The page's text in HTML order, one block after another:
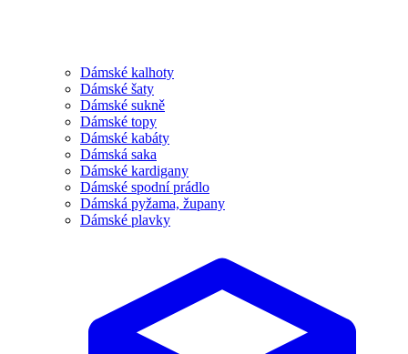
Dámské kalhoty
Dámské šaty
Dámské sukně
Dámské topy
Dámské kabáty
Dámská saka
Dámské kardigany
Dámské spodní prádlo
Dámská pyžama, župany
Dámské plavky